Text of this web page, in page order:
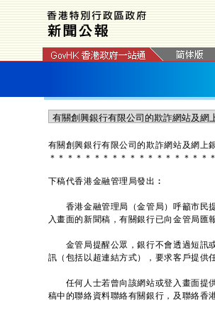
有關創興銀行有限公司的欺詐網站及網上
＊ ＊ ＊ ＊ ＊ ＊ ＊ ＊ ＊ ＊ ＊ ＊ ＊ ＊ ＊ ＊ ＊ ＊ ＊
下稿代香港金融管理局發出︰
香港金融管理局（金管局）呼籲市民提
入畫面的新聞稿，有關銀行已向金管局匯
金管局提醒公眾，銀行不會透過短訊或
訊（包括以超連結方式），要求客戶提供
任何人士若曾向該網站或登入畫面提供
稿中的聯絡資料聯絡有關銀行，及聯絡香